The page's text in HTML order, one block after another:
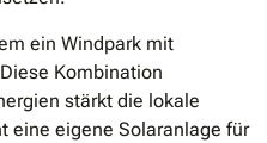
ein Windpark mit
Kombination
stärkt die lokale
eine eigene Solaranlage für